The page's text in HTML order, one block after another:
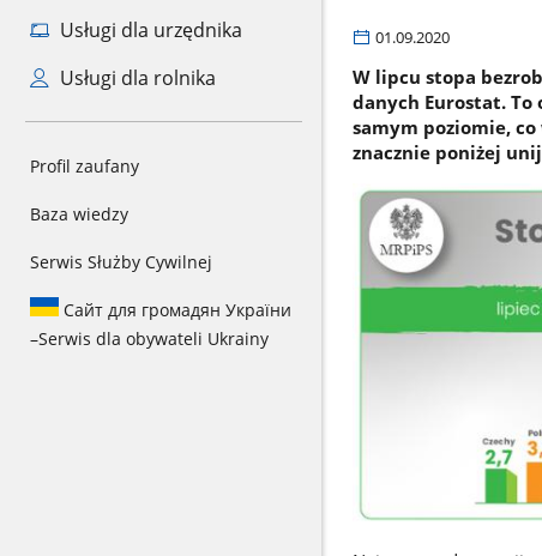
Usługi dla urzędnika
Usługi dla rolnika
Profil zaufany
Baza wiedzy
Serwis Służby Cywilnej
Сайт для громадян України
–Serwis dla obywateli Ukrainy
01.09.2020
W lipcu stopa
danych Eurostat. To
samym poziomie,
znacznie poniżej